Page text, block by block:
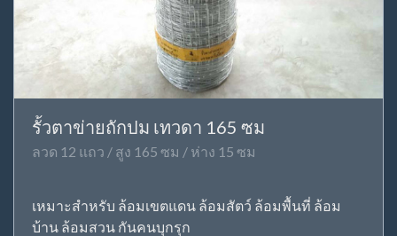
รั้วตาข่ายถักปม เทวดา 165 ซม
ลวด 12 แถว / สูง 165 ซม / ห่าง 15 ซม
เหมาะสำหรับ ล้อมเขตแดน ล้อมสัตว์ ล้อมพื้นที่ ล้อม
บ้าน ล้อมสวน กันคนบุกรุก